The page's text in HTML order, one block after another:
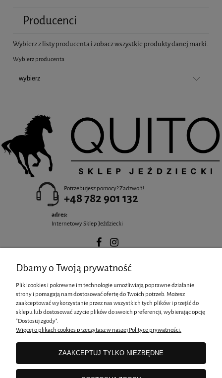
Producenci
Wybierz z listy producenta i zobacz wszystkie produkty danej marki.
Wybierz producenta
Potrzebujesz pomocy? Zadzwoń!
+48 782 901 132
adres:
Internetowy Sklep Jeździecki
MOJE KONTO
PŁATNOŚCI I DOSTAWA
INFORMACJE
Dbamy o Twoją prywatność
Pliki cookies i pokrewne im technologie umożliwiają poprawne działanie
strony i pomagają nam dostosować ofertę do Twoich potrzeb. Możesz
zaakceptować wykorzystanie przez nas wszystkich tych plików i przejść do
sklepu lub dostosować użycie plików do swoich preferencji, wybierając opcję
"Dostosuj zgody".
Więcej o plikach cookies przeczytasz w naszej Polityce prywatności.
ZAAKCEPTUJ TYLKO NIEZBĘDNE